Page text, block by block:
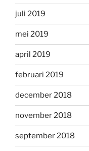
juli 2019
mei 2019
april 2019
februari 2019
december 2018
november 2018
september 2018